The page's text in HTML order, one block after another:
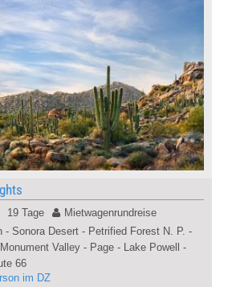
19 Tage
Mietwagenrundreise
- Sonora Desert - Petrified Forest N. P. -
Valley - Page - Lake Powell -
66
im DZ